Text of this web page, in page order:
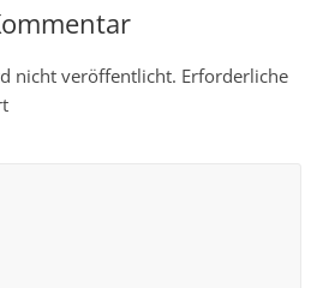
nicht veröffentlicht. Erforderliche